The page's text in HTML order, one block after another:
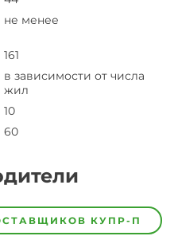
не менее
161
в зависимости от числа
жил
10
60
КУПР-П